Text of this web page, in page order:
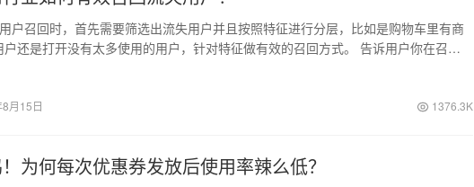
户召回时，首先需要筛选出流失用户并且按照特征进行分层，比如是购物车里有商
户还是打开没有太多使用的用户，针对特征做有效的召回方式。 告诉用户你在召回
月15日 1376.3K
为何每次优惠券发放后使用率辣么低？